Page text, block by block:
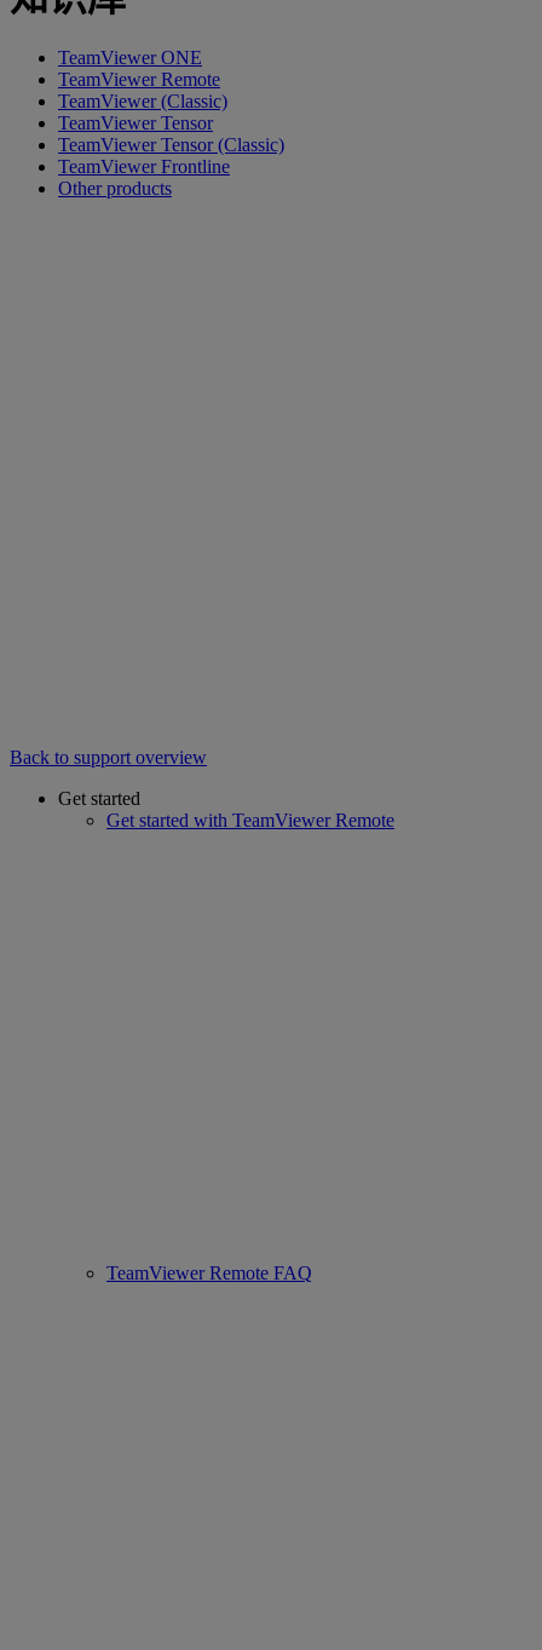
TeamViewer ONE
TeamViewer Remote
TeamViewer (Classic)
TeamViewer Tensor
TeamViewer Tensor (Classic)
TeamViewer Frontline
Other products
Back to support overview
Get started
Get started with TeamViewer Remote
TeamViewer Remote FAQ